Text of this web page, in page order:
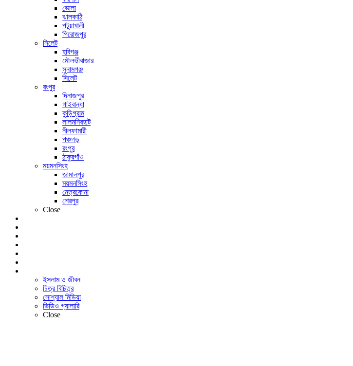
ভোলা
ঝালকাঠি
পটুয়াখালী
পিরোজপুর
সিলেট
হবিগঞ্জ
মৌলভীবাজার
সুনামগঞ্জ
সিলেট
রংপুর
দিনাজপুর
গাইবান্ধা
কুড়িগ্রাম
লালমনিরহাট
নীলফামারী
পঞ্চগড়
রংপুর
ঠাকুরগাঁও
ময়মনসিংহ
জামালপুর
ময়মনসিংহ
নেত্রকোনা
শেরপুর
Close
ইসলাম ও জীবন
চিত্র বিচিত্র
সোশ্যাল মিডিয়া
ভিডিও গ্যালারি
Close